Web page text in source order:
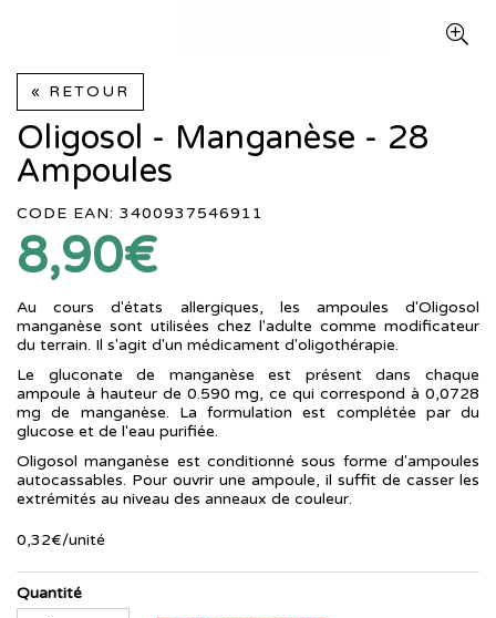
« RETOUR
Oligosol - Manganèse - 28
Ampoules
CODE EAN: 3400937546911
8,90€
Au cours d'états allergiques, les ampoules d'Oligosol
manganèse sont utilisées chez l'adulte comme modificateur
du terrain. Il s'agit d'un médicament d'oligothérapie.
Le gluconate de manganèse est présent dans chaque
ampoule à hauteur de 0.590 mg, ce qui correspond à 0,0728
mg de manganèse. La formulation est complétée par du
glucose et de l'eau purifiée.
Oligosol manganèse est conditionné sous forme d'ampoules
autocassables. Pour ouvrir une ampoule, il suffit de casser les
extrémités au niveau des anneaux de couleur.
0,32€/unité
Quantité